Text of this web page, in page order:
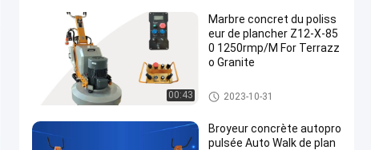
00:43
Marbre concret du poliss
eur de plancher Z12-X-85
0 1250rmp/M For Terrazz
o Granite
Broyeur concrète de plancher
2023-10-31
Broyeur concrète autopro
pulsée Auto Walk de plan